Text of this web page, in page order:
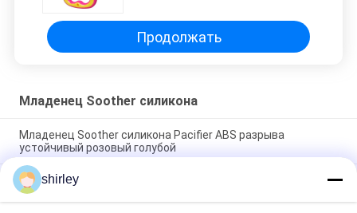
Продолжать
Младенец Soother силикона
Младенец Soother силикона Pacifier ABS разрыва
устойчивый розовый голубой
Pacifier Soothie младенца силиконовой резины непахучего
УПРАВЛЕНИЯ ПО САНИТАРНОМУ НАДЗОРУ ЗА КАЧЕСТВОМ
ПИЩЕВЫХ ПРОДУКТОВ И МЕДИКАМЕНТОВ жидкостный
shirley